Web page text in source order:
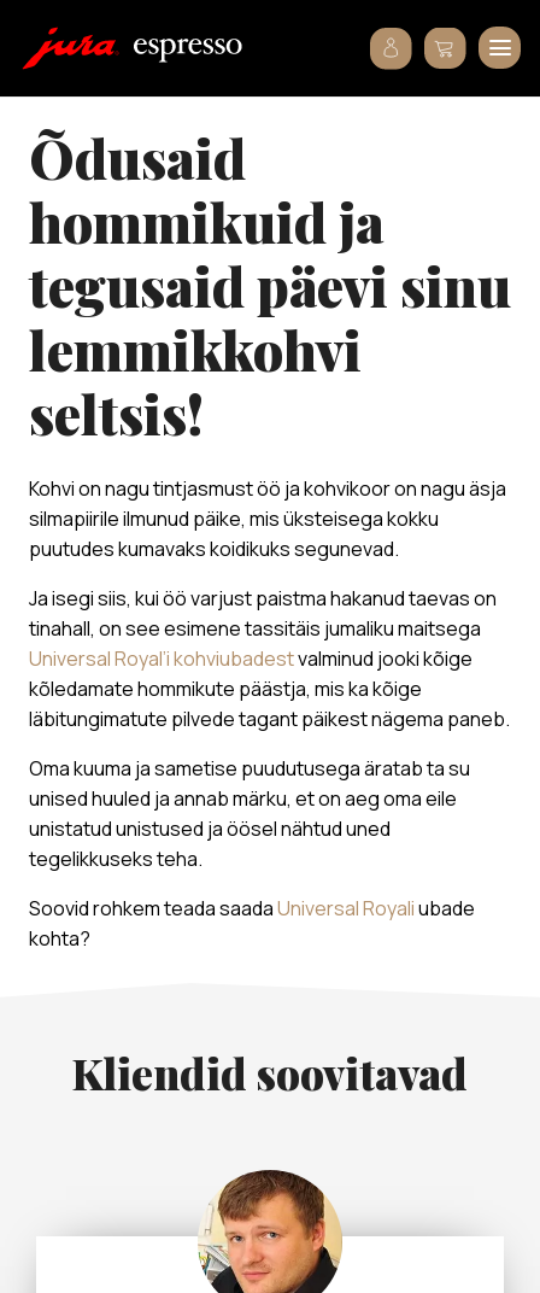
õdusaid
hommikuid ja
tegusaid päevi sinu
lemmikkohvi
seltsis!
Kohvi on nagu tintjasmust öö ja kohvikoor on nagu äsja
silmapiirile ilmunud päike, mis üksteisega kokku
puutudes kumavaks koidikuks segunevad.
Ja isegi siis, kui öö varjust paistma hakanud taevas on
tinahall, on see esimene tassitäis jumaliku maitsega
Universal Royal’i kohviubadestvalminud jooki kõige
kõledamate hommikute päästja, mis ka kõige
läbitungimatute pilvede tagant päikest nägema paneb.
Oma kuuma ja sametise puudutusega äratab ta su
unised huuled ja annab märku, et on aeg oma eile
unistatud unistused ja öösel nähtud uned
tegelikkuseks teha.
Soovid rohkem teada saadaUniversal Royaliubade
kohta?
Kliendid soovitavad